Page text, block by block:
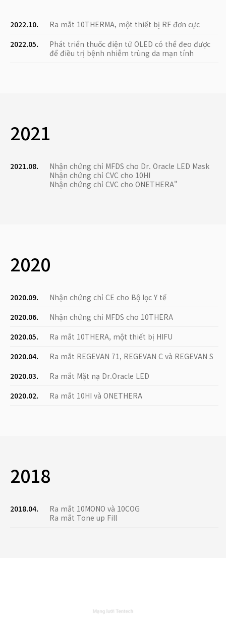
2022.10.
Ra mắt 10THERMA, một thiết bị RF đơn cực
2022.05.
Phát triển thuốc điện tử OLED có thể đeo được
để điều trị bệnh nhiễm trùng da mạn tính
2021
2021.08.
Nhận chứng chỉ MFDS cho Dr. Oracle LED Mask
Nhận chứng chỉ CVC cho 10HI
Nhận chứng chỉ CVC cho ONETHERA"
2020
2020.09.
Nhận chứng chỉ CE cho Bộ lọc Y tế
2020.06.
Nhận chứng chỉ MFDS cho 10THERA
2020.05.
Ra mắt 10THERA, một thiết bị HIFU
2020.04.
Ra mắt REGEVAN 71, REGEVAN C và REGEVAN S
2020.03.
Ra mắt Mặt nạ Dr.Oracle LED
2020.02.
Ra mắt 10HI và ONETHERA
2018
2018.04.
Ra mắt 10MONO và 10COG
Ra mắt Tone up Fill